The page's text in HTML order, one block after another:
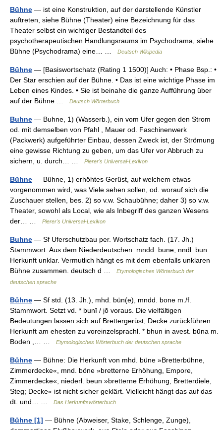
Bühne — ist eine Konstruktion, auf der darstellende Künstler
auftreten, siehe Bühne (Theater) eine Bezeichnung für das
Theater selbst ein wichtiger Bestandteil des
psychotherapeutischen Handlungsraums im Psychodrama, siehe
Bühne (Psychodrama) eine… …
Deutsch Wikipedia
Bühne — [Basiswortschatz (Rating 1 1500)] Auch: • Phase Bsp.: •
Der Star erschien auf der Bühne. • Das ist eine wichtige Phase im
Leben eines Kindes. • Sie ist beinahe die ganze Aufführung über
auf der Bühne …
Deutsch Wörterbuch
Buhne — Buhne, 1) (Wasserb.), ein vom Ufer gegen den Strom
od. mit demselben von Pfahl , Mauer od. Faschinenwerk
(Packwerk) aufgeführter Einbau, dessen Zweck ist, der Strömung
eine gewisse Richtung zu geben, um das Ufer vor Abbruch zu
sichern, u. durch… …
Pierer's Universal-Lexikon
Bühne — Bühne, 1) erhöhtes Gerüst, auf welchem etwas
vorgenommen wird, was Viele sehen sollen, od. worauf sich die
Zuschauer stellen, bes. 2) so v.w. Schaubühne; daher 3) so v.w.
Theater, sowohl als Local, wie als Inbegriff des ganzen Wesens
der… …
Pierer's Universal-Lexikon
Buhne — Sf Uferschutzbau per. Wortschatz fach. (17. Jh.)
Stammwort. Aus dem Niederdeutschen: mndd. bune, nndl. bun.
Herkunft unklar. Vermutlich hängt es mit dem ebenfalls unklaren
Bühne zusammen. deutsch d …
Etymologisches Wörterbuch der
deutschen sprache
Bühne — Sf std. (13. Jh.), mhd. bün(e), mndd. bone m./f.
Stammwort. Setzt vd. * bunī / jō voraus. Die vielfältigen
Bedeutungen lassen sich auf Brettergerüst, Decke zurückführen.
Herkunft am ehesten zu voreinzelsprachl. * bhun in avest. būna m.
Boden ,… …
Etymologisches Wörterbuch der deutschen sprache
Bühne — Bühne: Die Herkunft von mhd. büne »Bretterbühne,
Zimmerdecke«, mnd. böne »bretterne Erhöhung, Empore,
Zimmerdecke«, niederl. beun »bretterne Erhöhung, Bretterdiele,
Steg; Decke« ist nicht sicher geklärt. Vielleicht hängt das auf das
dt. und… …
Das Herkunftswörterbuch
Bühne [1] — Bühne (Abweiser, Stake, Schlenge, Zunge),